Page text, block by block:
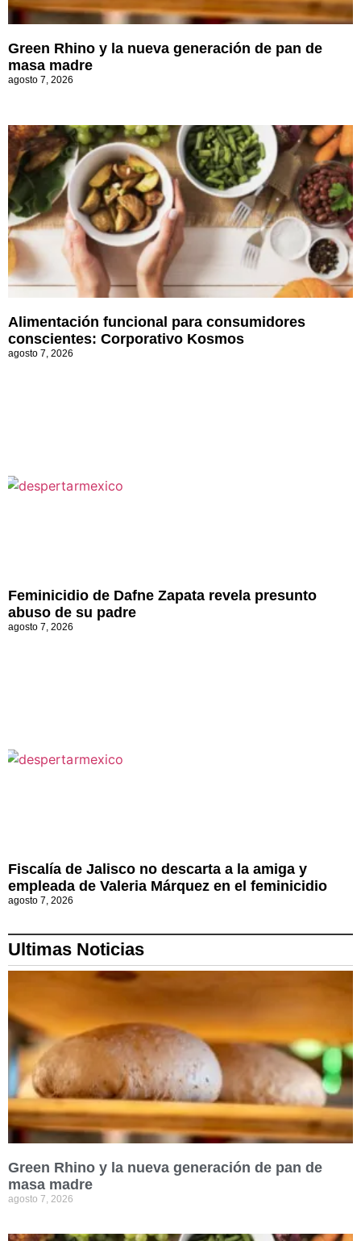
Green Rhino y la nueva generación de pan de
masa madre
agosto 7, 2026
Alimentación funcional para consumidores
conscientes: Corporativo Kosmos
agosto 7, 2026
Feminicidio de Dafne Zapata revela presunto
abuso de su padre
agosto 7, 2026
Fiscalía de Jalisco no descarta a la amiga y
empleada de Valeria Márquez en el feminicidio
agosto 7, 2026
Ultimas Noticias
Green Rhino y la nueva generación de pan de
masa madre
agosto 7, 2026